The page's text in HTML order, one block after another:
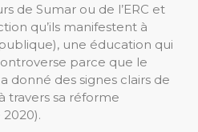
de Sumar ou de l’ERC et
qu’ils manifestent à
une éducation qui
parce que le
donné des signes clairs de
travers sa réforme